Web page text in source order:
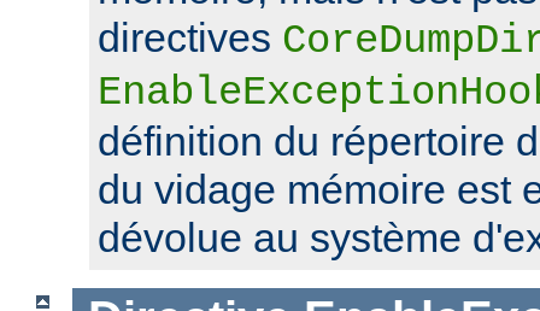
directives
définition du répertoire
du vidage mémoire est
dévolue au système